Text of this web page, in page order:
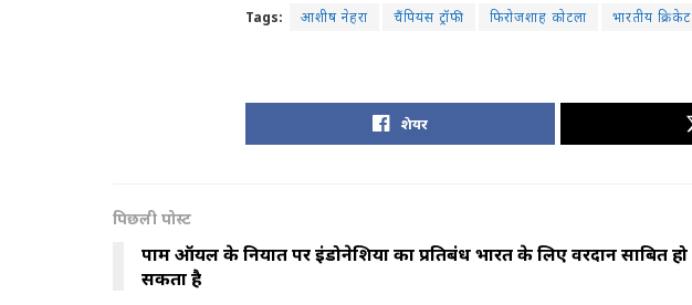
Tags: आशीष नेहरा चैंपियंस ट्रॉफी फिरोजशाह कोटला भारतीय क्रिकेट
शेयर
पिछली पोस्ट
पाम ऑयल के निर्यात पर इंडोनेशिया का प्रतिबंध भारत के लिए वरदान साबित हो
सकता है